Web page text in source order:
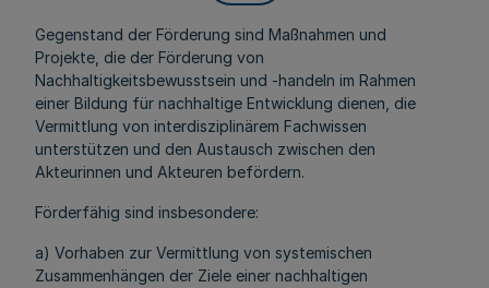
Gegenstand der Förderung sind Maßnahmen und
Projekte, die der Förderung von
Nachhaltigkeitsbewusstsein und -handeln im Rahmen
einer Bildung für nachhaltige Entwicklung dienen, die
Vermittlung von interdisziplinärem Fachwissen
unterstützen und den Austausch zwischen den
Akteurinnen und Akteuren befördern.
Förderfähig sind insbesondere:
a) Vorhaben zur Vermittlung von systemischen
Zusammenhängen der Ziele einer nachhaltigen